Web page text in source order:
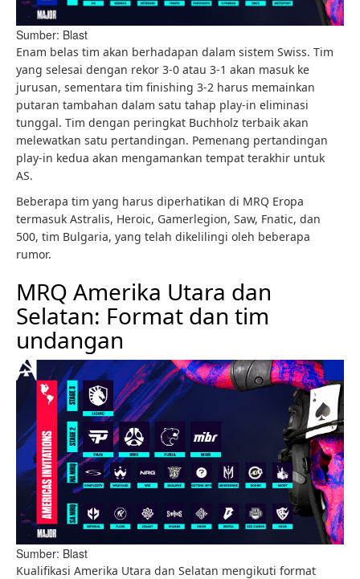
Sumber: Blast
Enam belas tim akan berhadapan dalam sistem Swiss. Tim
yang selesai dengan rekor 3-0 atau 3-1 akan masuk ke
jurusan, sementara tim finishing 3-2 harus memainkan
putaran tambahan dalam satu tahap play-in eliminasi
tunggal. Tim dengan peringkat Buchholz terbaik akan
melewatkan satu pertandingan. Pemenang pertandingan
play-in kedua akan mengamankan tempat terakhir untuk
AS.
Beberapa tim yang harus diperhatikan di MRQ Eropa
termasuk Astralis, Heroic, Gamerlegion, Saw, Fnatic, dan
500, tim Bulgaria, yang telah dikelilingi oleh beberapa
rumor.
MRQ Amerika Utara dan
Selatan: Format dan tim
undangan
Sumber: Blast
Kualifikasi Amerika Utara dan Selatan mengikuti format